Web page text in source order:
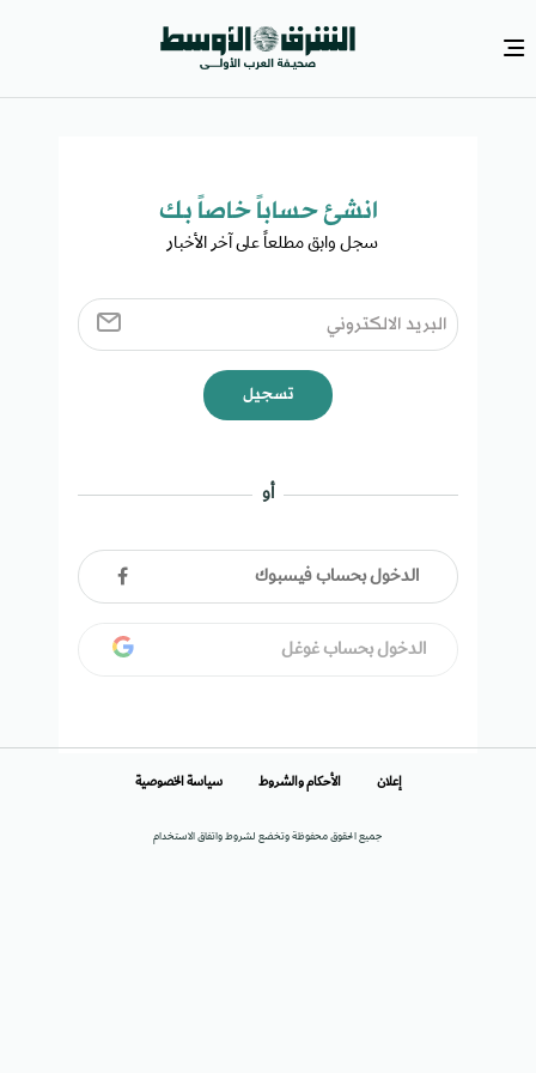
انشئ حساباً خاصاً بك​
سجل وابق مطلعاً على آخر الأخبار ​
تسجيل
أو
الدخول بحساب فيسبوك
الدخول بحساب غوغل
جميع الحقوق محفوظة وتخضع لشروط واتفاق الاستخدام
إعلان الأحكام والشروط سياسة الخصوصية